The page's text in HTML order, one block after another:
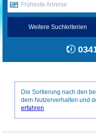
Früheste Anreise
Weitere Suchkriterien
Die Sortierung nach den
dem Nutzerverhalten und
erfahren